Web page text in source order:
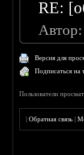
RE:
Автор:
Версия для
Подписаться на
Пользователи
|Обратная связь |